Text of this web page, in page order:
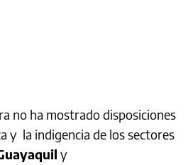
no ha mostrado disposiciones
y la indigencia de los sectores
y